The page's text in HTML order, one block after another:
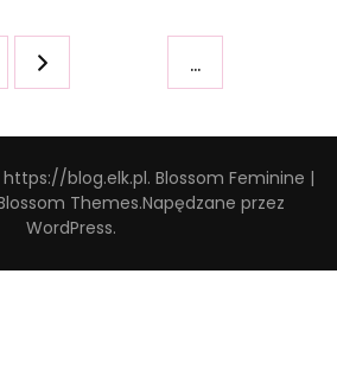
…
https://blog.elk.pl. Blossom Feminine |
Themes.Napędzane przez
WordPress.